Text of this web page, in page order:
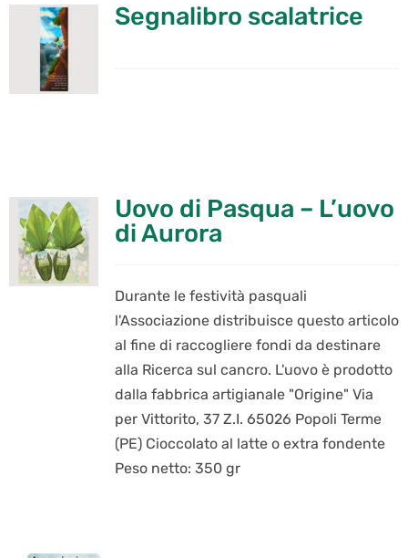
Segnalibro scalatrice
Uovo di Pasqua – L’uovo
di Aurora
Durante le festività pasquali
l'Associazione distribuisce questo articolo
al fine di raccogliere fondi da destinare
alla Ricerca sul cancro. L'uovo è prodotto
dalla fabbrica artigianale "Origine" Via
per Vittorito, 37 Z.I. 65026 Popoli Terme
(PE) Cioccolato al latte o extra fondente
Peso netto: 350 gr